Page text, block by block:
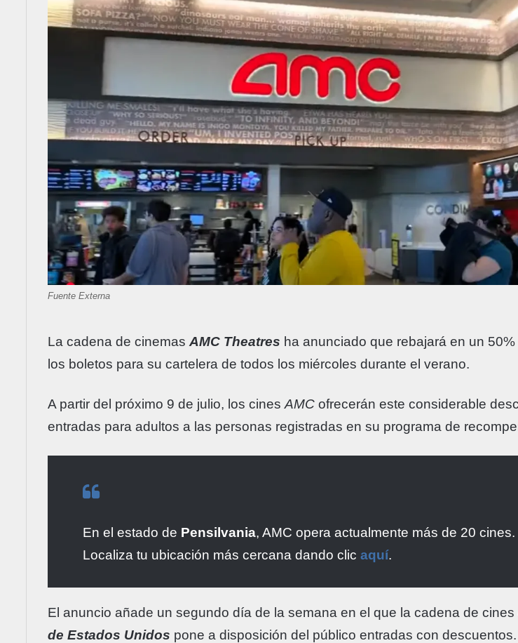
Fuente Externa
La cadena de cinemas AMC Theatres ha anunciado que rebajará en un
los boletos para su cartelera de todos los miércoles durante el verano.
A partir del próximo 9 de julio, los cines AMC ofrecerán este considerable
entradas para adultos a las personas registradas en su programa de
En el estado de Pensilvania, AMC opera actualmente más de 20 cines.
Localiza tu ubicación más cercana dando clic aquí.
El anuncio añade un segundo día de la semana en el que la cadena de cines
de Estados Unidos pone a disposición del público entradas con descuentos.